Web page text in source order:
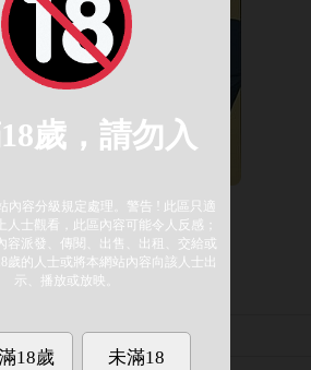
1 / 1
展開圖